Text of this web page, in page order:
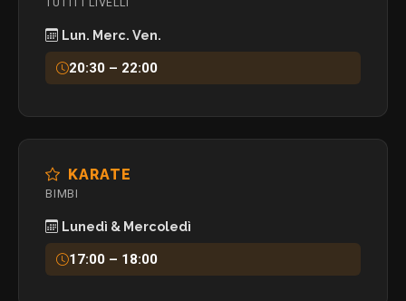
Lun. Merc. Ven.
20:30 – 22:00
KARATE
BIMBI
Lunedì & Mercoledì
17:00 – 18:00